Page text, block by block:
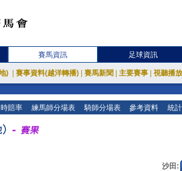
賽馬資訊 足球資訊
) 賽事資料(越洋轉播) 賽馬新聞 主要賽事 視聽播
賠率 練馬師分場表 騎師分場表 參考資料 統
沙田: